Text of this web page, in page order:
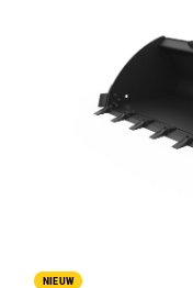
NIEUW